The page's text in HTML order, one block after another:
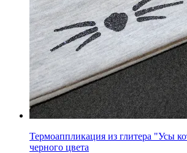
Термоаппликация из глитера "Усы
черного цвета